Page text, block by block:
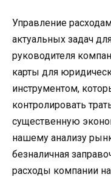
Управление
актуальных задач
руководителя
карты для
инструментом,
контролировать
существенную
нашему анализу
безналичная
расходы компании